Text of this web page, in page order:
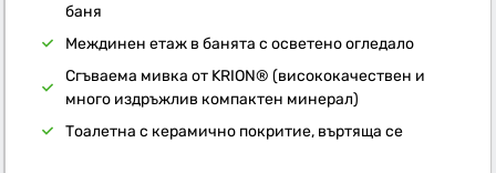
баня
Междинен етаж в банята с осветено огледало
Сгъваема мивка от KRION® (висококачествен и
много издръжлив компактен минерал)
Тоалетна с керамично покритие, въртяща се